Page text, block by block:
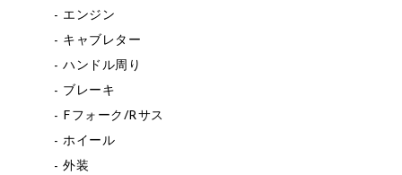
エンジン
キャブレター
ハンドル周り
ブレーキ
Fフォーク/Rサス
ホイール
外装